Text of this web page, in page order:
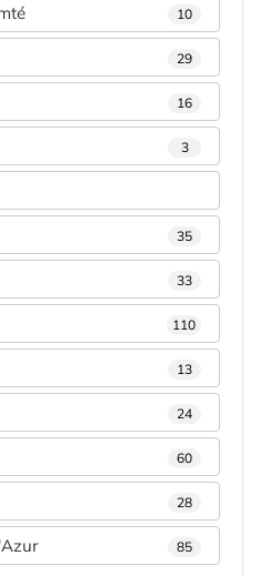
10
29
16
3
35
33
110
13
24
60
28
85